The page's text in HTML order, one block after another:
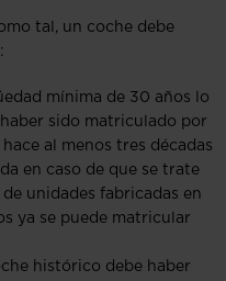
tal, un coche debe
mínima de 30 años lo
sido matriculado por
al menos tres décadas​​​​
en caso de que se trate
unidades fabricadas en
ya se puede matricular
histórico debe haber